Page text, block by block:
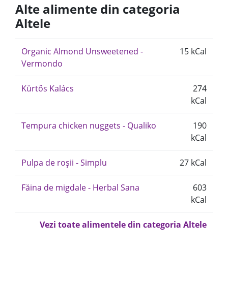
Alte alimente din categoria
Altele
Organic Almond Unsweetened -
Vermondo
15 kCal
Kürtős Kalács
274
kCal
Tempura chicken nuggets - Qualiko
190
kCal
Pulpa de roșii - Simplu 27 kCal
Făina de migdale - Herbal Sana
603
kCal
Vezi toate alimentele din categoria Altele